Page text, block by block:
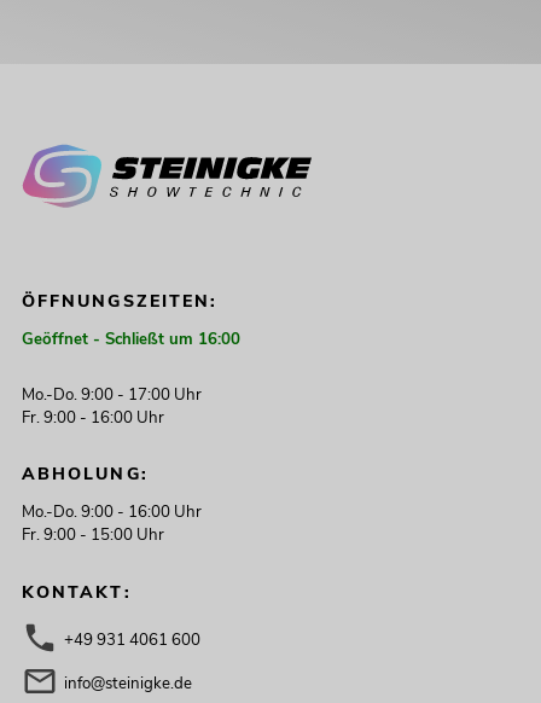
ÖFFNUNGSZEITEN:
Geöffnet - Schließt um 16:00
Mo.-Do. 9:00 - 17:00 Uhr
Fr. 9:00 - 16:00 Uhr
ABHOLUNG:
Mo.-Do. 9:00 - 16:00 Uhr
Fr. 9:00 - 15:00 Uhr
KONTAKT:
+49 931 4061 600
info@steinigke.de